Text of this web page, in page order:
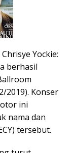
Yockie:
berhasil
2019). Konser
ini
nama dan
tersebut.